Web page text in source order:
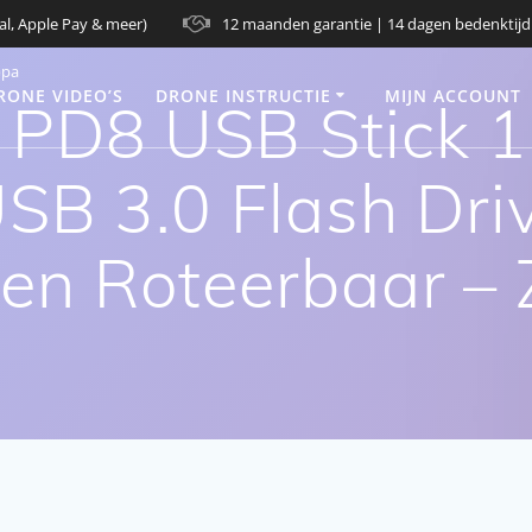
Apple Pay & meer) 12 maanden garantie | 14 dagen bedenktijd
VIDEO’S DRONE INSTRUCTIE MIJN ACCOUNT
USB Stick
3.0 Flash
Roteerbaar –